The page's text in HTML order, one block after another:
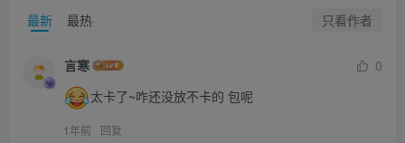
最新 最热 只看作者
言寒
0
太卡了~咋还没放不卡的 包呢
1年前 回复